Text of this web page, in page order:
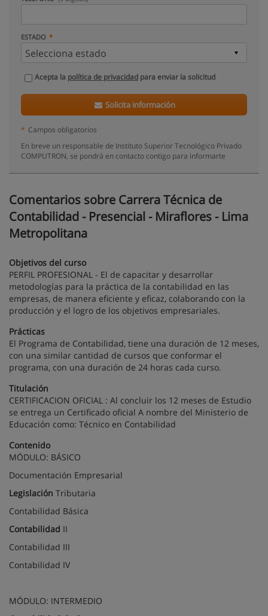
ESTADO
Acepta la política de privacidad para enviar la solicitud
Solicita información
* Campos obligatorios
En breve un responsable de Instituto Superior Tecnológico Privado
COMPUTRON, se pondrá en contacto contigo para informarte
Comentarios sobre Carrera Técnica de
Contabilidad - Presencial - Miraflores - Lima
Metropolitana
Objetivos del curso
PERFIL PROFESIONAL - El de capacitar y desarrollar
metodologías para la práctica de la contabilidad en las
empresas, de manera eficiente y eficaz, colaborando con la
producción y el logro de los objetivos empresariales.
Prácticas
El Programa de Contabilidad, tiene una duración de 12 meses,
con una similar cantidad de cursos que conformar el
programa, con una duración de 24 horas cada curso.
Titulación
CERTIFICACION OFICIAL : Al concluir los 12 meses de Estudio
se entrega un Certificado oficial A nombre del Ministerio de
Educación como: Técnico en Contabilidad
Contenido
MÓDULO: BÁSICO
Documentación Empresarial
Legislación Tributaria
Contabilidad Básica
Contabilidad II
Contabilidad III
Contabilidad IV
MÓDULO: INTERMEDIO